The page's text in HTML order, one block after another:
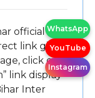
official
link given
click on
link display
Inter
WhatsApp
YouTube
Instagram